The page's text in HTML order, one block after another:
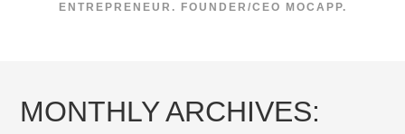
ENTREPRENEUR. FOUNDER/CEO MOCAPP.
MONTHLY ARCHIVES: